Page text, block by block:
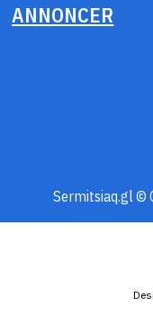
ANNONCER
Sermitsiaq.gl ©